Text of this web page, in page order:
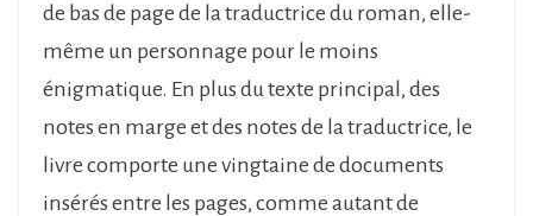
de bas de page de la traductrice du roman, elle-
même un personnage pour le moins
énigmatique. En plus du texte principal, des
notes en marge et des notes de la traductrice, le
livre comporte une vingtaine de documents
insérés entre les pages, comme autant de